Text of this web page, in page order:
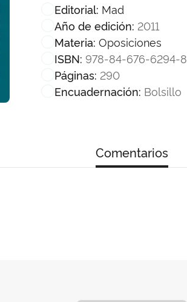
Editorial: Mad
Año de edición: 2011
Materia: Oposiciones
ISBN: 978-84-676-6294-8
Páginas: 290
Encuadernación: Bolsillo
Comentarios